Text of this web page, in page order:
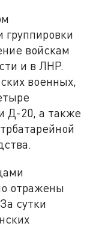
войскам
и в ЛНР.
военных,
Д-20, а также
отражены
сутки